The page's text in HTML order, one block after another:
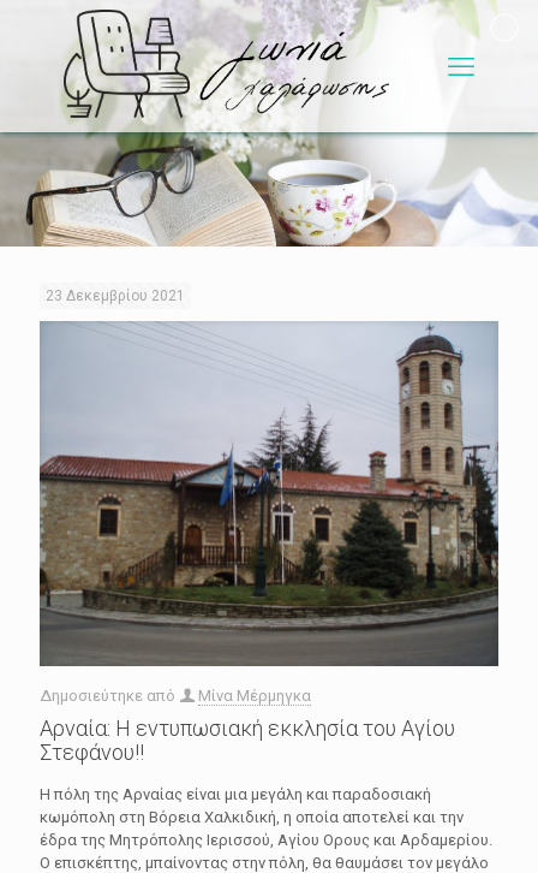
23 Δεκεμβρίου 2021
Δημοσιεύτηκε από Μίνα Μέρμηγκα
Αρναία: Η εντυπωσιακή εκκλησία του Αγίου
Στεφάνου!!
Η πόλη της Αρναίας είναι μια μεγάλη και παραδοσιακή
κωμόπολη στη Βόρεια Χαλκιδική, η οποία αποτελεί και την
έδρα της Μητρόπολης Ιερισσού, Αγίου Ορους και Αρδαμερίου.
Ο επισκέπτης, μπαίνοντας στην πόλη, θα θαυμάσει τον μεγάλο